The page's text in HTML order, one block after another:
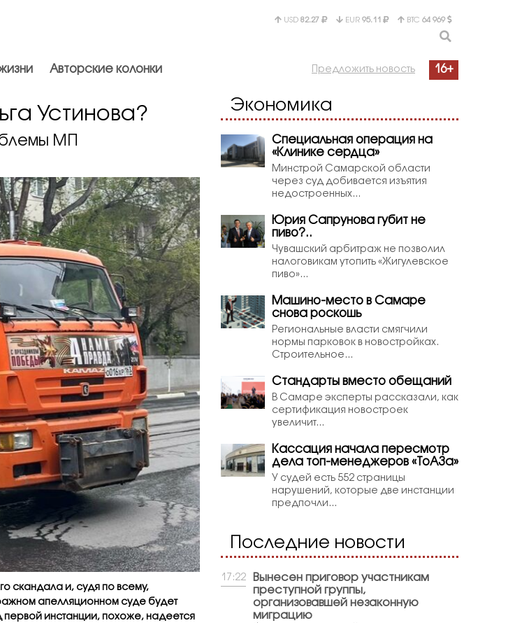
USD 82.27 EUR 95.11 BTC 64 969
Авторские колонки Предложить новость 16+
Устинова?
МП
скандала и, судя по всему,
апелляционном суде будет
первой инстанции, похоже, надеется
Экономика
Специальная операция на
«Клинике сердца»
Минстрой Самарской области
через суд добивается изъятия
недостроенных...
Юрия Сапрунова губит не
пиво?..
Чувашский арбитраж не позволил
налоговикам утопить «Жигулевское
пиво»...
Машино-место в Самаре
снова роскошь
Региональные власти смягчили
нормы парковок в новостройках.
Строительное...
Стандарты вместо обещаний
В Самаре эксперты рассказали, как
сертификация новостроек
увеличит...
Кассация начала пересмотр
дела топ-менеджеров «ТоАЗа»
У судей есть 552 страницы
нарушений, которые две инстанции
предпочли...
Последние новости
17:22
Вынесен приговор участникам
преступной группы,
организовавшей незаконную
миграцию